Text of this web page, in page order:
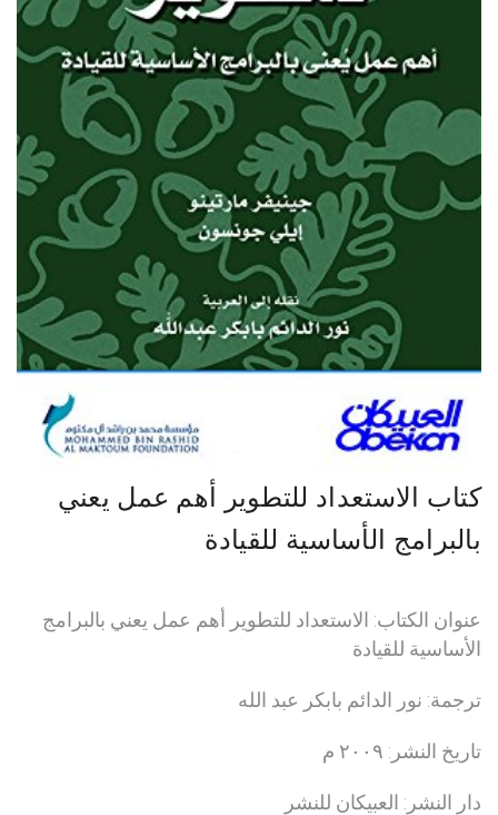
كتاب الاستعداد للتطوير أهم عمل يعني
بالبرامج الأساسية للقيادة
عنوان الكتاب: الاستعداد للتطوير أهم عمل يعني بالبرامج
الأساسية للقيادة
ترجمة: نور الدائم بابكر عبد الله
تاريخ النشر: ٢٠٠٩ م
دار النشر: العبيكان للنشر